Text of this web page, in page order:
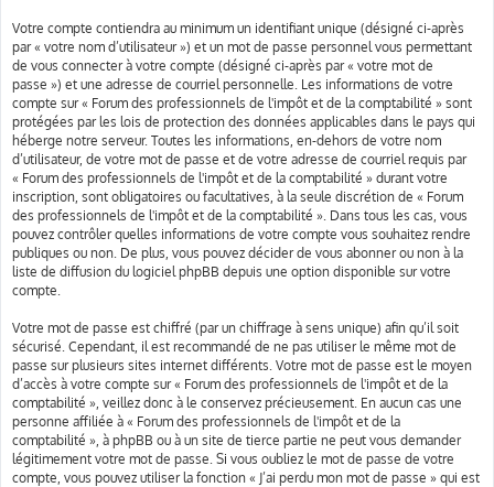
Votre compte contiendra au minimum un identifiant unique (désigné ci-après
par « votre nom d’utilisateur ») et un mot de passe personnel vous permettant
de vous connecter à votre compte (désigné ci-après par « votre mot de
passe ») et une adresse de courriel personnelle. Les informations de votre
compte sur « Forum des professionnels de l'impôt et de la comptabilité » sont
protégées par les lois de protection des données applicables dans le pays qui
héberge notre serveur. Toutes les informations, en-dehors de votre nom
d’utilisateur, de votre mot de passe et de votre adresse de courriel requis par
« Forum des professionnels de l'impôt et de la comptabilité » durant votre
inscription, sont obligatoires ou facultatives, à la seule discrétion de « Forum
des professionnels de l'impôt et de la comptabilité ». Dans tous les cas, vous
pouvez contrôler quelles informations de votre compte vous souhaitez rendre
publiques ou non. De plus, vous pouvez décider de vous abonner ou non à la
liste de diffusion du logiciel phpBB depuis une option disponible sur votre
compte.
Votre mot de passe est chiffré (par un chiffrage à sens unique) afin qu’il soit
sécurisé. Cependant, il est recommandé de ne pas utiliser le même mot de
passe sur plusieurs sites internet différents. Votre mot de passe est le moyen
d’accès à votre compte sur « Forum des professionnels de l'impôt et de la
comptabilité », veillez donc à le conservez précieusement. En aucun cas une
personne affiliée à « Forum des professionnels de l'impôt et de la
comptabilité », à phpBB ou à un site de tierce partie ne peut vous demander
légitimement votre mot de passe. Si vous oubliez le mot de passe de votre
compte, vous pouvez utiliser la fonction « J’ai perdu mon mot de passe » qui est